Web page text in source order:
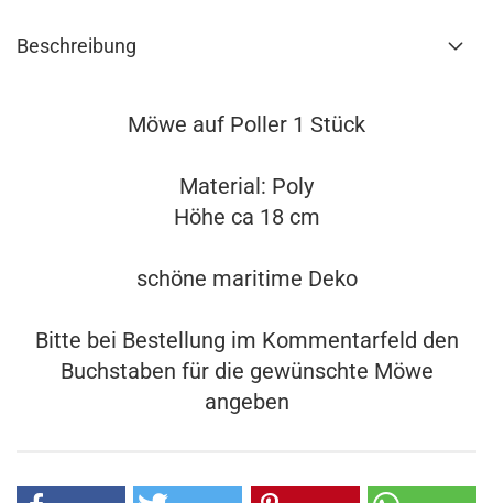
Beschreibung
Möwe auf Poller 1 Stück
Material: Poly
Höhe ca 18 cm
schöne maritime Deko
Bitte bei Bestellung im Kommentarfeld den
Buchstaben für die gewünschte Möwe
angeben